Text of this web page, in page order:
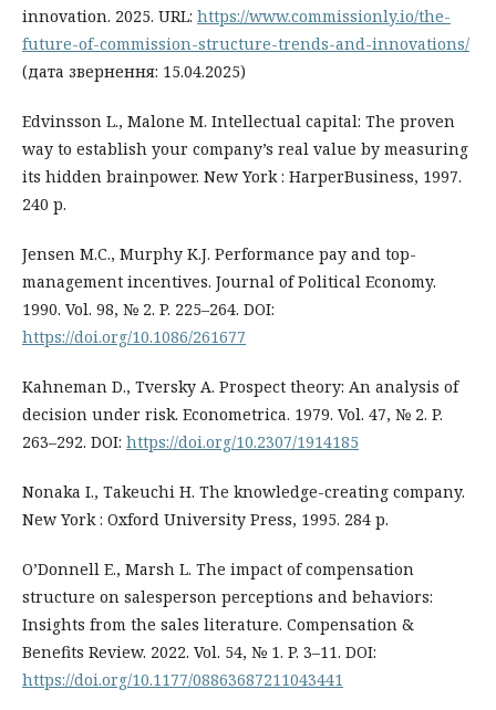
innovation. 2025. URL: https://www.commissionly.io/the-
future-of-commission-structure-trends-and-innovations/
(дата звернення: 15.04.2025)
Edvinsson L., Malone M. Intellectual capital: The proven
way to establish your company’s real value by measuring
its hidden brainpower. New York : HarperBusiness, 1997.
240 p.
Jensen M.C., Murphy K.J. Performance pay and top-
management incentives. Journal of Political Economy.
1990. Vol. 98, № 2. P. 225–264. DOI:
https://doi.org/10.1086/261677
Kahneman D., Tversky A. Prospect theory: An analysis of
decision under risk. Econometrica. 1979. Vol. 47, № 2. P.
263–292. DOI: https://doi.org/10.2307/1914185
Nonaka I., Takeuchi H. The knowledge-creating company.
New York : Oxford University Press, 1995. 284 p.
O’Donnell E., Marsh L. The impact of compensation
structure on salesperson perceptions and behaviors:
Insights from the sales literature. Compensation &
Benefits Review. 2022. Vol. 54, № 1. P. 3–11. DOI:
https://doi.org/10.1177/08863687211043441